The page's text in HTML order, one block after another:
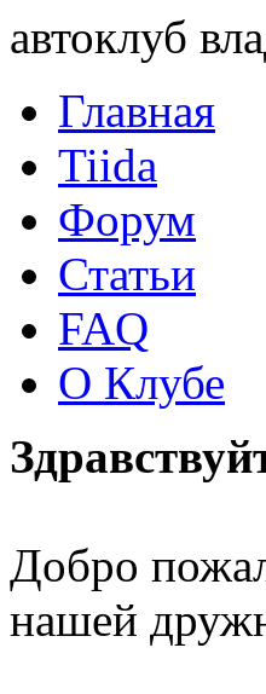
автоклуб
Главная
Tiida
Форум
Статьи
FAQ
О Клубе
Добро
нашей